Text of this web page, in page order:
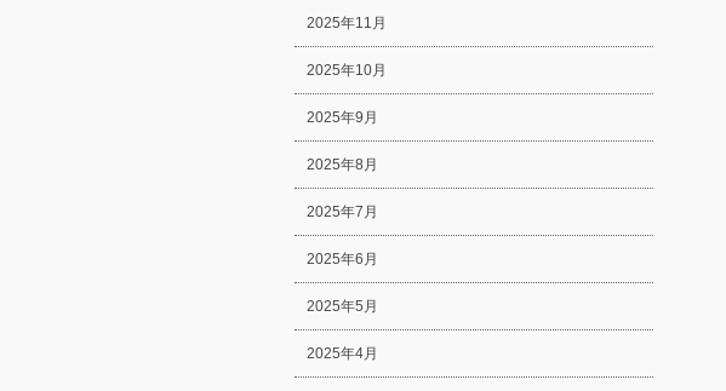
2025年11月
2025年10月
2025年9月
2025年8月
2025年7月
2025年6月
2025年5月
2025年4月